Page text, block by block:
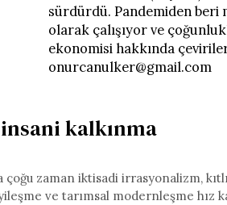
sürdürdü. Pandemiden beri
olarak çalışıyor ve
ekonomisi hakkında
onurcanulker@gmail.com
kalkınma
çoğu zaman iktisadi irrasyonalizm,
ve tarımsal modernleşme hız